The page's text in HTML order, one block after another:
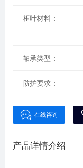
框叶材料：
轴承类型：
防护要求：
在线咨询
产品详情介绍